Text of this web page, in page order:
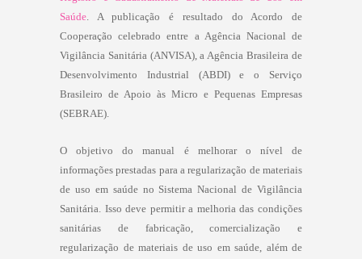
Saúde . A publicação é resultado do Acordo de
Cooperação celebrado entre a Agência Nacional de
Vigilância Sanitária (ANVISA), a Agência Brasileira de
Desenvolvimento Industrial (ABDI) e o Serviço
Brasileiro de Apoio às Micro e Pequenas Empresas
(SEBRAE).
O objetivo do manual é melhorar o nível de
informações prestadas para a regularização de materiais
de uso em saúde no Sistema Nacional de Vigilância
Sanitária. Isso deve permitir a melhoria das condições
sanitárias de fabricação, comercialização e
regularização de materiais de uso em saúde, além de